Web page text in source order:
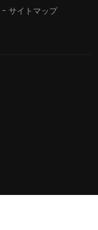
- サイトマップ